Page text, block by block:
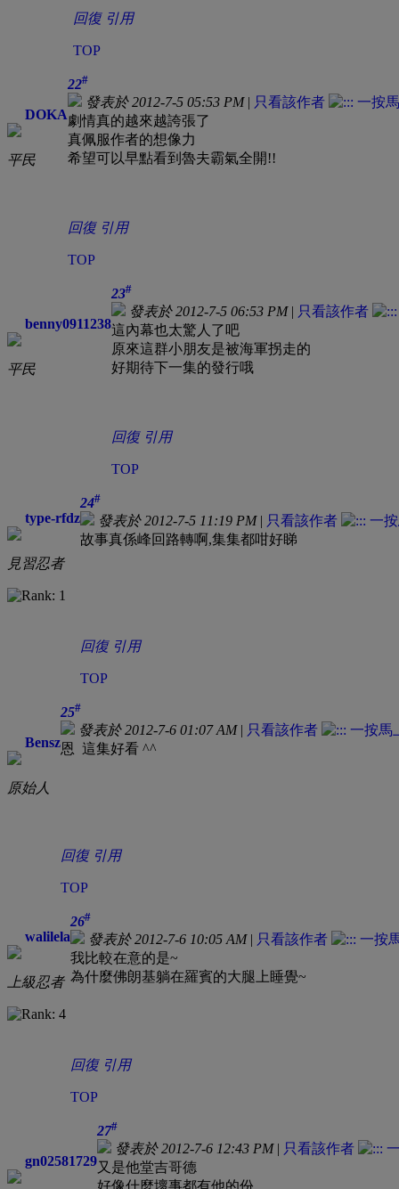
回復 引用
TOP
DOKA
平民
22#
發表於 2012-7-5 05:53 PM| 只看該作者
劇情真的越來越誇張了
真佩服作者的想像力
希望可以早點看到魯夫霸氣全開!!
回復 引用
TOP
benny0911238
平民
23#
發表於 2012-7-5 06:53 PM| 只看該作者
這內幕也太驚人了吧
原來這群小朋友是被海軍拐走的
好期待下一集的發行哦
回復 引用
TOP
type-rfdz
見習忍者
24#
發表於 2012-7-5 11:19 PM| 只看該作者
故事真係峰回路轉啊,集集都咁好睇
回復 引用
TOP
Bensz
原始人
25#
發表於 2012-7-6 01:07 AM| 只看該作者
恩 這集好看 ^^
回復 引用
TOP
walilela
上級忍者
26#
發表於 2012-7-6 10:05 AM| 只看該作者
我比較在意的是~
為什麼佛朗基躺在羅賓的大腿上睡覺~
回復 引用
TOP
gn02581729
27#
發表於 2012-7-6 12:43 PM| 只看該作者
又是他堂吉哥德